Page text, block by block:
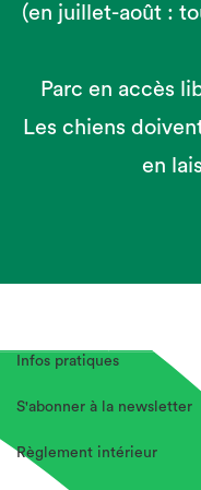
(en juillet-août :
Parc en accès
Les chiens
en
Infos pratiques
S'abonner à la newsletter
Règlement intérieur